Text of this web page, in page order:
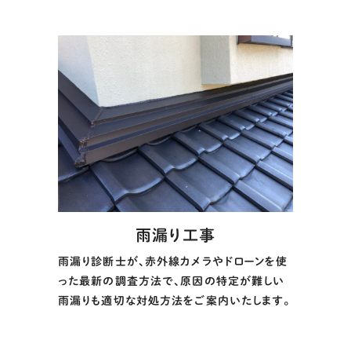
雨漏り工事
雨漏り診断士が、赤外線カメラやドローンを使
った最新の調査方法で、原因の特定が難しい
雨漏りも適切な対処方法をご案内いたします。